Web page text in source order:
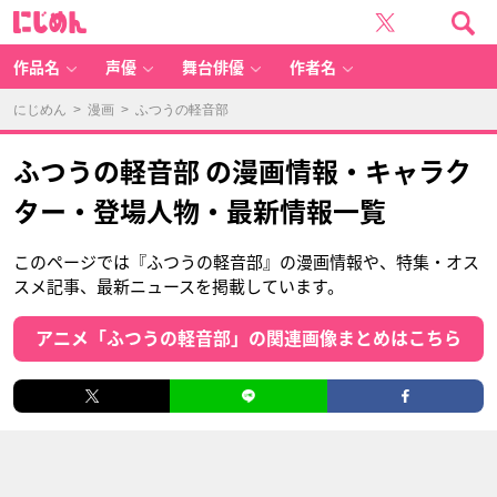
作品名 声優 舞台俳優 作者名
にじめん > 漫画 > ふつうの軽音部
ふつうの軽音部 の漫画情報・キャラク
ター・登場人物・最新情報一覧
このページでは『ふつうの軽音部』の漫画情報や、特集・オス
スメ記事、最新ニュースを掲載しています。
アニメ「ふつうの軽音部」の関連画像まとめはこちら